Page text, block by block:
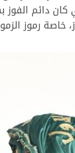
كان دائم
خاصة رموز